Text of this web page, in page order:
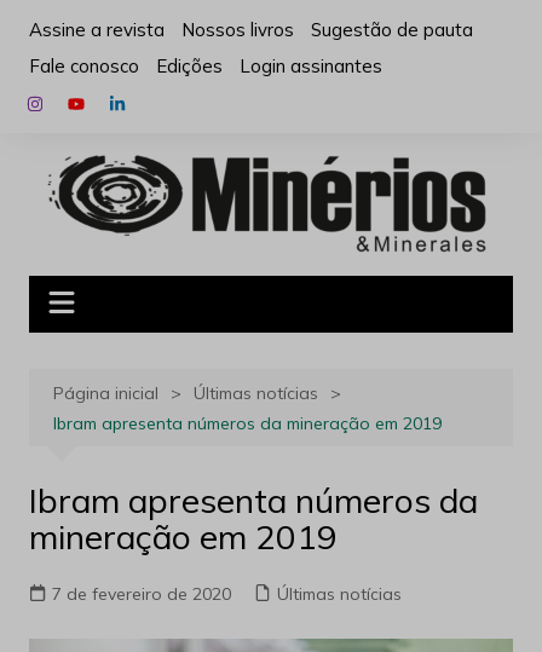
para
conteúdo
Assine a revista Nossos livros
Sugestão de pauta
Fale conosco
Edições Login assinantes
Página inicial
Últimas notícias
Ibram apresenta números da mineração em 2019
Ibram apresenta números da
mineração em 2019
7 de fevereiro de 2020 Últimas notícias